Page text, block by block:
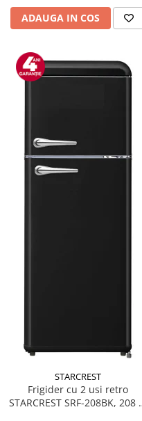
Aparate & Accesorii ingrijire
personala
Obiecte sanitare
Accesorii
ADAUGA IN COS
STARCREST
Frigider cu 2 usi retro
STARCREST SRF-208BK, 208